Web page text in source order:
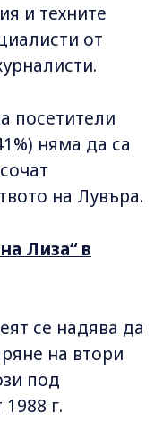
и техните
от
посетители
няма да са
на Лувъра.
Лиза“ в
се надява да
на втори
под
г.